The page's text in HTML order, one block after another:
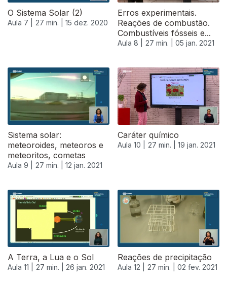
O Sistema Solar (2)
Aula 7 | 27 min. | 15 dez. 2020
Erros experimentais.
Reações de combustão.
Combustíveis fósseis e...
Aula 8 | 27 min. | 05 jan. 2021
Sistema solar:
meteoroides, meteoros e
meteoritos, cometas
Aula 9 | 27 min. | 12 jan. 2021
Caráter químico
Aula 10 | 27 min. | 19 jan. 2021
A Terra, a Lua e o Sol
Aula 11 | 27 min. | 26 jan. 2021
Reações de precipitação
Aula 12 | 27 min. | 02 fev. 2021
521746